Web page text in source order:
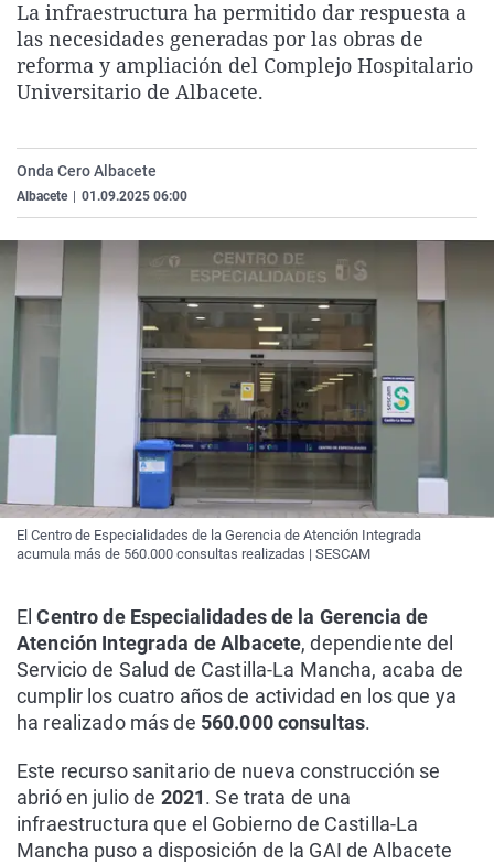
La rosa de los vientos
Gente viajera
Caso
Retornados
Extremadura
Galicia
Virales
Televisión
La infraestructura ha permitido dar respuesta a
las necesidades generadas por las obras de
reforma y ampliación del Complejo Hospitalario
Universitario de Albacete.
Onda Cero Albacete
Albacete 01.09.2025 06:00
El Centro de Especialidades de la Gerencia de Atención Integrada
acumula más de 560.000 consultas realizadas | SESCAM
ElCentro de Especialidades de la Gerencia de
Atención Integrada de Albacete, dependiente del
Servicio de Salud de Castilla-La Mancha, acaba de
cumplir los cuatro años de actividad en los que ya
ha realizado más de 560.000 consultas.
Este recurso sanitario de nueva construcción se
abrió en julio de 2021. Se trata de una
infraestructura que el Gobierno de Castilla-La
Mancha puso a disposición de la GAI de Albacete